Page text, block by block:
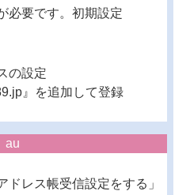
必要です。初期設定
の設定
』を追加して登録
au
ドレス帳受信設定をする」